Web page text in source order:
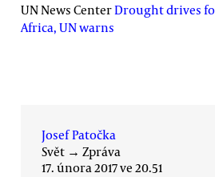
UN News CenterDrought drives
Africa, UN warns
Josef Patočka
Svět → Zpráva
17. února 2017 ve 20.51